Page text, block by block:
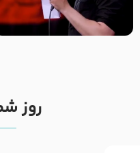
تک ، عبّاس، صاحب دل‌هاست –
حاج حنیف طاهری – عزاداری شب
روز